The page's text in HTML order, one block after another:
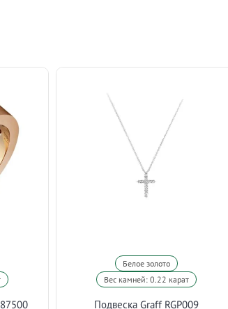
Белое золото
Вес камней: 0.22 карат
Подвеска Graff RGP009